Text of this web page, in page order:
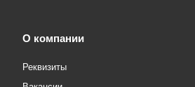
О компании
Реквизиты